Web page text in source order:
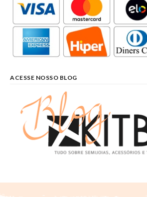
ACESSE NOSSO BLOG